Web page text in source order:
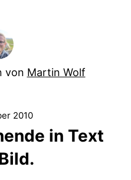
von Martin Wolf
2010
in Text